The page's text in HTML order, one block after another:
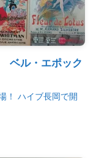
ベル・エポック
！ ハイブ長岡で開